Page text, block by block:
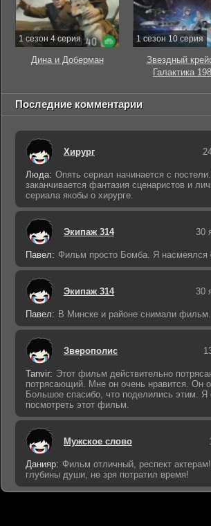
1 сезон 4 серия
Дина и Доберман
1 сезон 10 серия
Звездный
Галактика
Последние комментарии
Хирург
Люда: Опять сериал начинается с
заканчивается фантазия сценаристов и
сериала якобы о хирурге.
Экипаж 314 30
Павел: Фильм просто Бомба. Я насмеялся
Экипаж 314 30
Павел: В Минске и районе снимали фильм.
Зверополис
Tanvir: Этот фильм действительно
потрясающий. Мне он очень нравится. Он
Большое спасибо, что поделились этим. Я
посмотреть этот фильм.
Мужское слово
Данияр: Фильм отличный, респект
глубины души, не зря потратил время!